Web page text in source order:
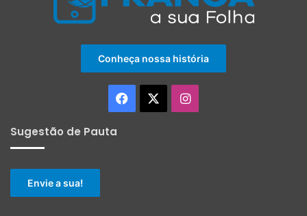
Conheça nossa história
Facebook Instagram
Sugestão de Pauta
Envie a sua!